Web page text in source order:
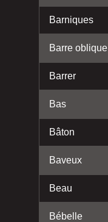
Barniques
Barre oblique
Barrer
Bas
Bâton
Baveux
Beau
Bébelle